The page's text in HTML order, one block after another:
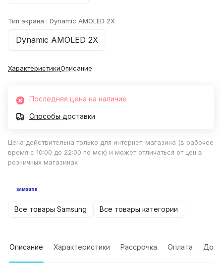
Тип экрана : Dynamic AMOLED 2X
Dynamic AMOLED 2X
ХарактеристикиОписание
Последняя цена на наличие
Способы доставки
Цена действительна только для интернет-магазина (в рабочее
время с 10:00 до 22:00 по мск) и может отличаться от цен в
розничных магазинах
Все товары Samsung Все товары категории
Описание Характеристики Рассрочка Оплата